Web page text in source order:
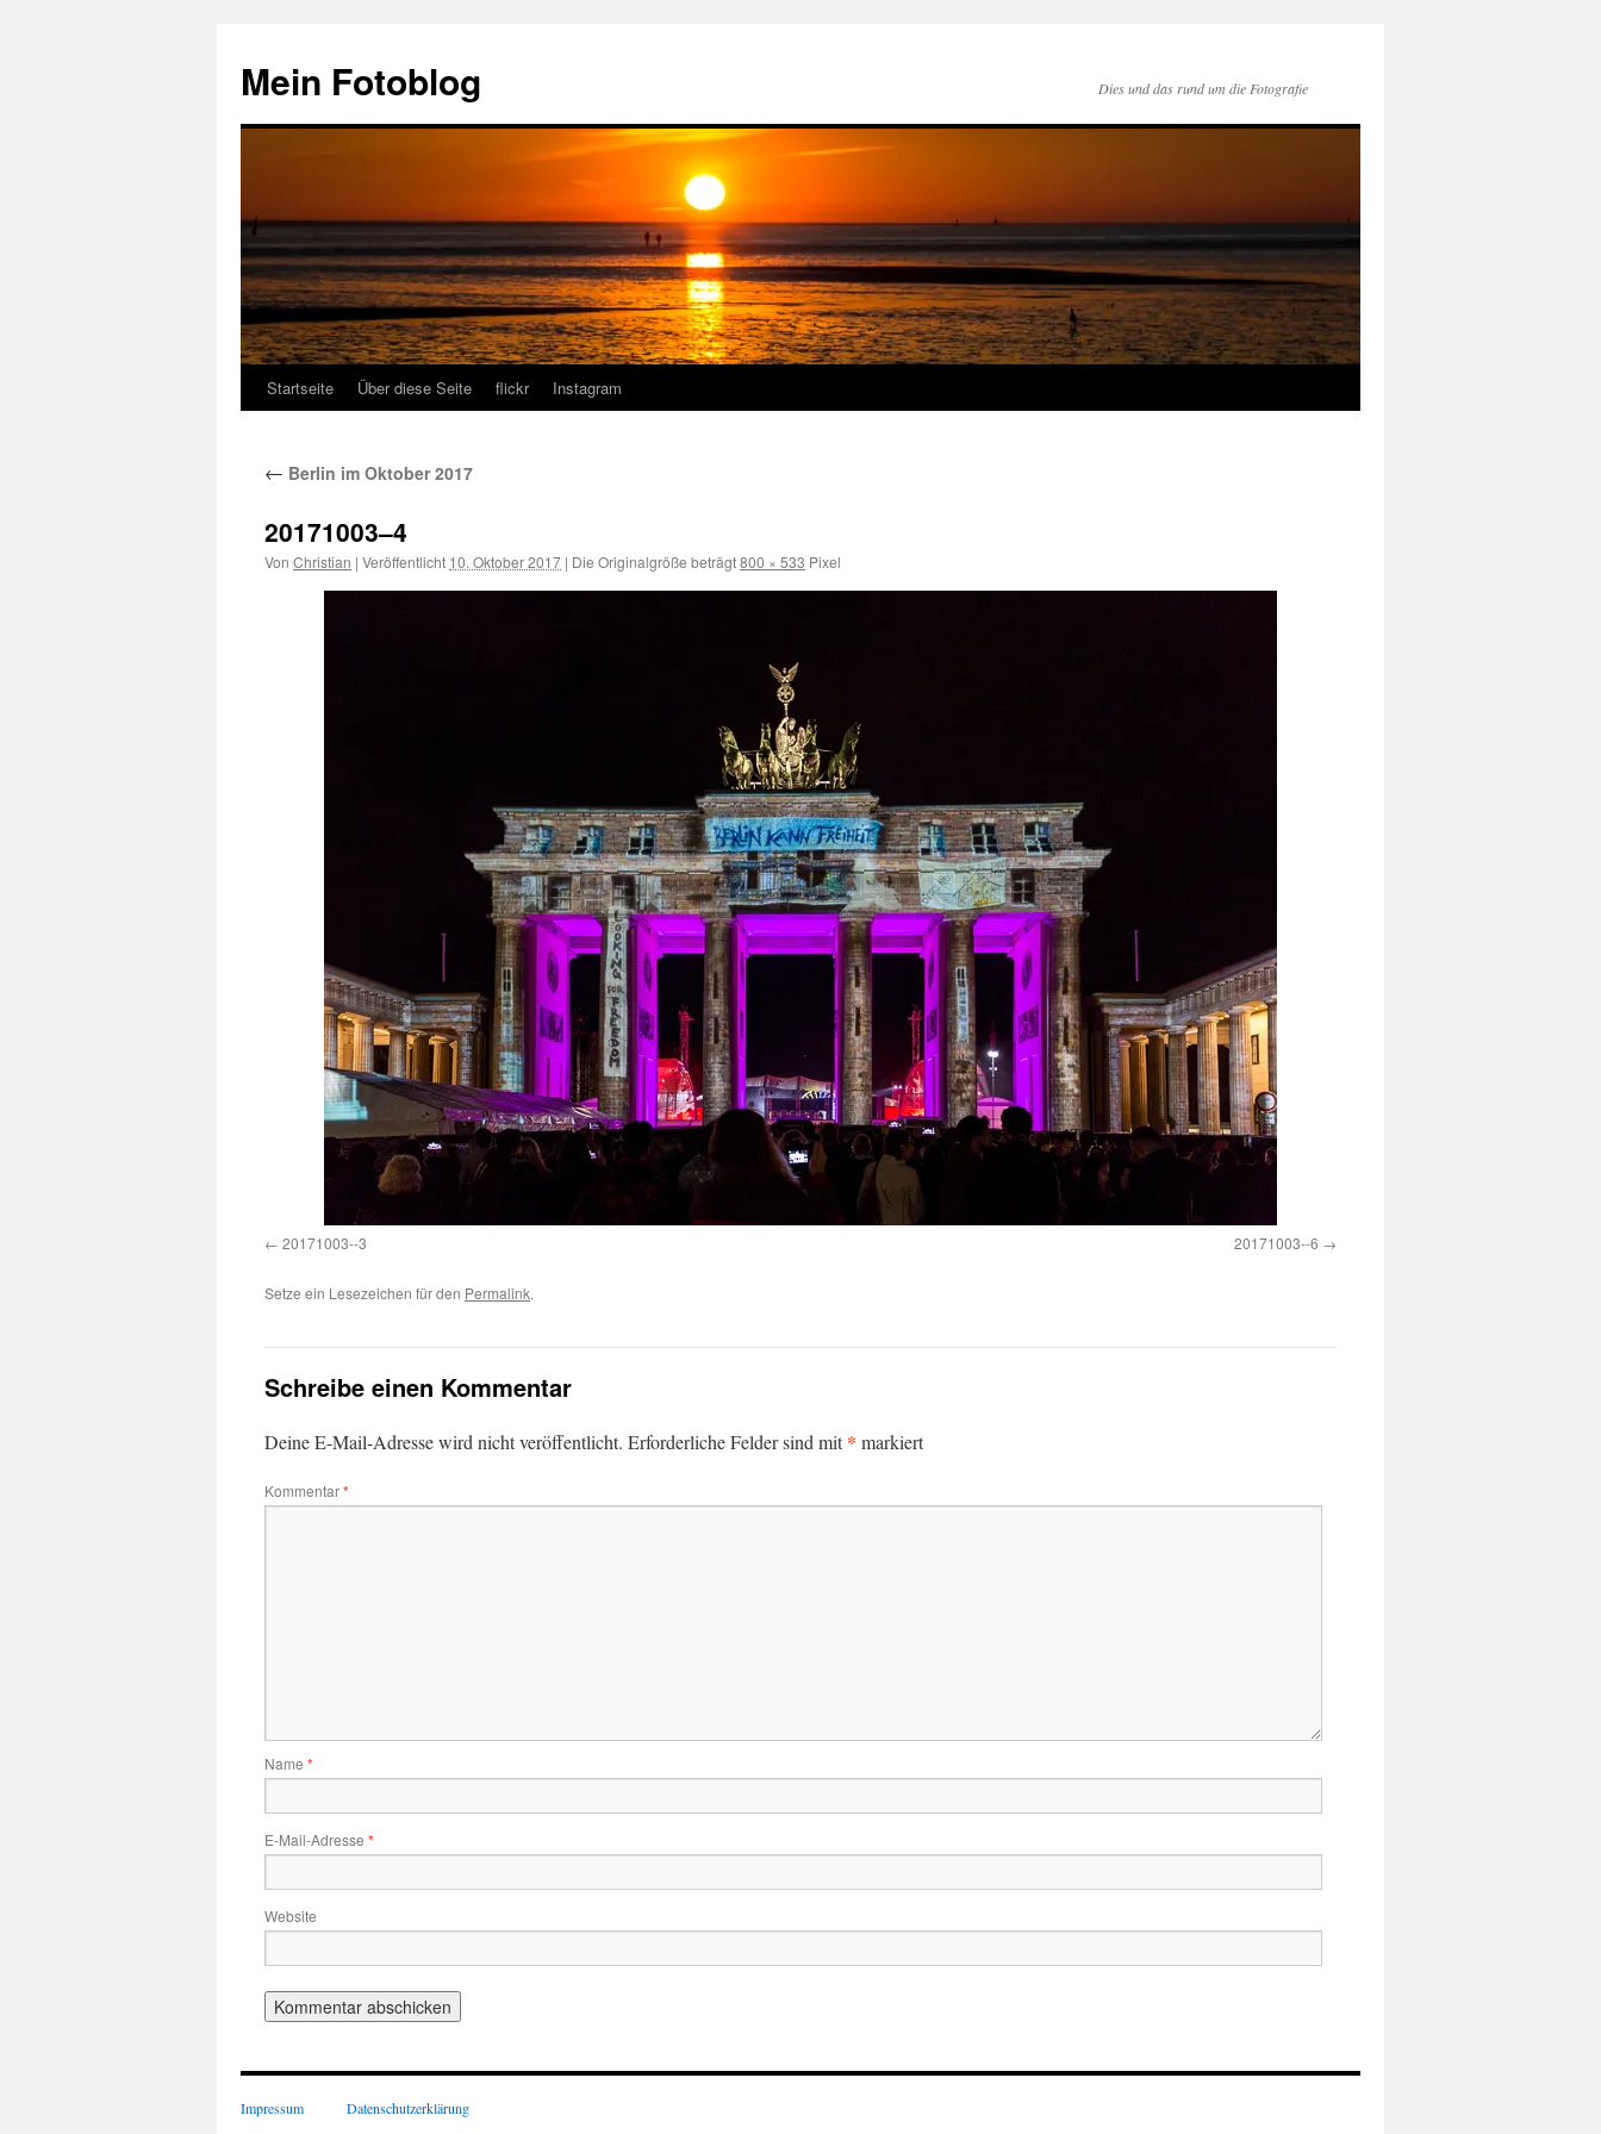
springen
Mein Fotoblog Dies und das rund um die Fotografie
Startseite Über diese Seite flickr Instagram
← Berlin im Oktober 2017
20171003–4
Von Christian | Veröffentlicht 10. Oktober 2017 | Die Originalgröße beträgt800 × 533 Pixel
20171003--3 20171003--6
Setze ein Lesezeichen für den Permalink.
Schreibe einen Kommentar
Deine E-Mail-Adresse wird nicht veröffentlicht. Erforderliche Felder sind mit* markiert
Kommentar*
Name *
E-Mail-Adresse *
Website
Impressum Datenschutzerklärung